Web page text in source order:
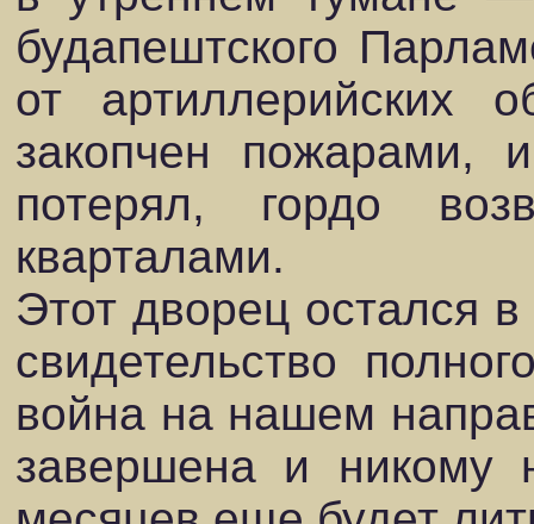
будапештского
от артиллерийских
закопчен пожарами,
потерял, гордо
кварталами.
Этот дворец остался
свидетельство
война на нашем
завершена и никому